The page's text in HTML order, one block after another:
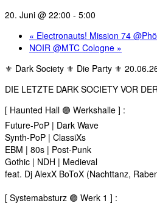
20. Juni @ 22:00 - 5:00
« Electronauts! Mission 74
NOIR @MTC Cologne »
⚜️ Dark Society ⚜️ Die Party ⚜️
DIE LETZTE DARK SOCIETY VOR
[ Haunted Hall 🟣 Werkshalle ] :
Future-PoP | Dark Wave
Synth-PoP | ClassiXs
EBM | 80s | Post-Punk
Gothic | NDH | Medieval
feat. Dj AlexX BoToX (Nachttanz,
[ Systemabsturz 🟣 Werk 1 ] :